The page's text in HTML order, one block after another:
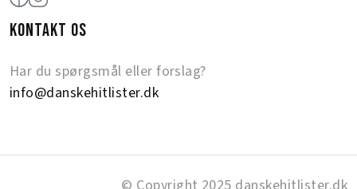
KONTAKT OS
Har du spørgsmål eller forslag?
info@danskehitlister.dk